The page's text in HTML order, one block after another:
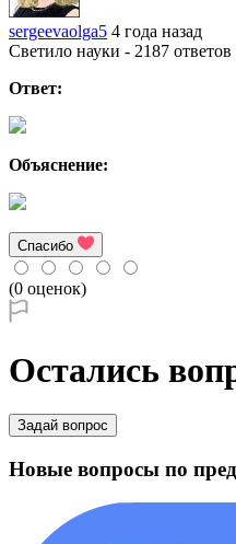
sergeevaolga5 4 года назад
Светило науки - 2187
Ответ:
Объяснение:
Спасибо
(0 оценок)
Остались
Задай вопрос
Новые вопросы по